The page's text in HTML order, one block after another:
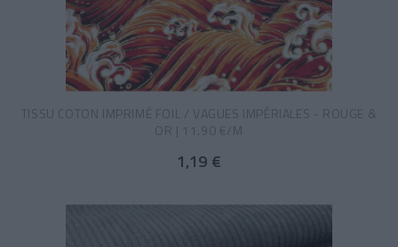
TISSU COTON IMPRIMÉ FOIL / VAGUES IMPÉRIALES - ROUGE &
OR | 11.90 €/M
1,19 €